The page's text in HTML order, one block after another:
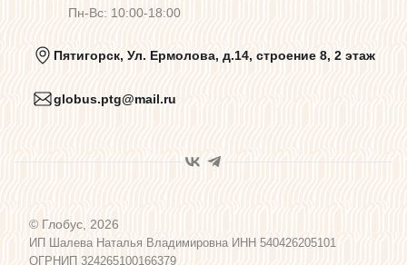
Политика конфиденциальности
Пользовательское соглашение
Программа лояльности
Пн-Вс: 10:00-18:00
Пятигорск, Ул. Ермолова, д.14, строение 8, 2 этаж
globus.ptg@mail.ru
© Глобус, 2026
ИП Шалева Наталья Владимировна ИНН 540426205101
ОГРНИП 324265100166379